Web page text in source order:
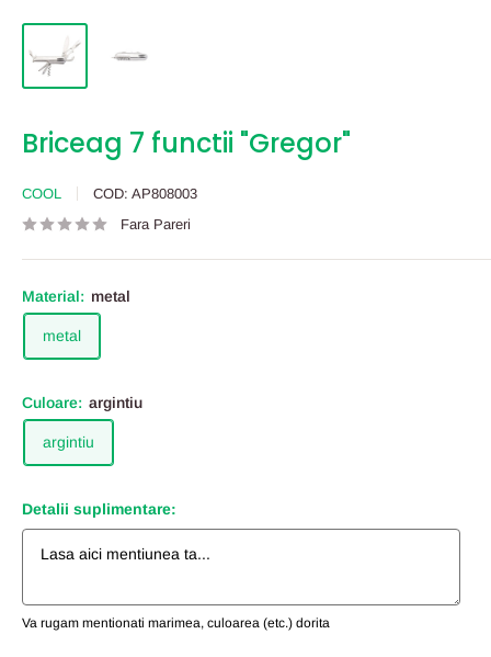
Briceag 7 functii "Gregor"
COOL COD: AP808003
Fara Pareri
Material: metal
metal
Culoare: argintiu
argintiu
Detalii suplimentare:
Va rugam mentionati marimea, culoarea (etc.) dorita